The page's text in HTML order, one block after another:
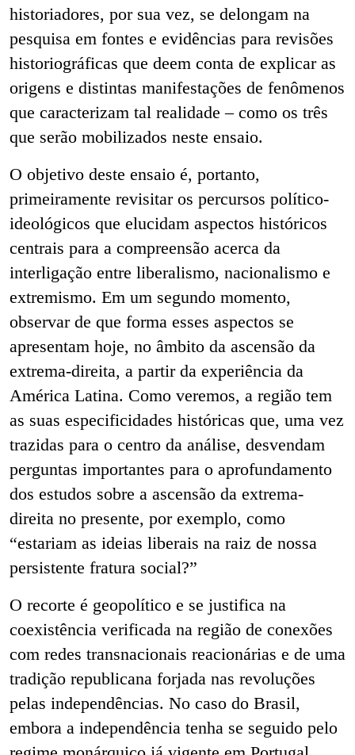
historiadores, por sua vez, se delongam na
pesquisa em fontes e evidências para revisões
historiográficas que deem conta de explicar as
origens e distintas manifestações de fenômenos
que caracterizam tal realidade – como os três
que serão mobilizados neste ensaio.
O objetivo deste ensaio é, portanto,
primeiramente revisitar os percursos político-
ideológicos que elucidam aspectos históricos
centrais para a compreensão acerca da
interligação entre liberalismo, nacionalismo e
extremismo. Em um segundo momento,
observar de que forma esses aspectos se
apresentam hoje, no âmbito da ascensão da
extrema-direita, a partir da experiência da
América Latina. Como veremos, a região tem
as suas especificidades históricas que, uma vez
trazidas para o centro da análise, desvendam
perguntas importantes para o aprofundamento
dos estudos sobre a ascensão da extrema-
direita no presente, por exemplo, como
“estariam as ideias liberais na raiz de nossa
persistente fratura social?”
O recorte é geopolítico e se justifica na
coexistência verificada na região de conexões
com redes transnacionais reacionárias e de uma
tradição republicana forjada nas revoluções
pelas independências. No caso do Brasil,
embora a independência tenha se seguido pelo